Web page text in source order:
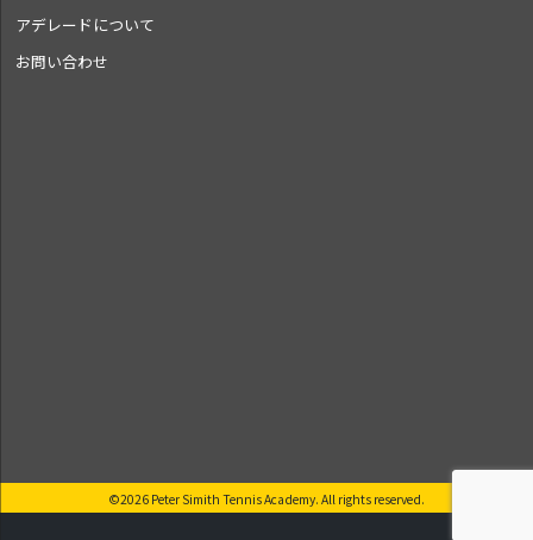
アデレードについて
お問い合わせ
©2026 Peter Simith Tennis Academy. All rights reserved.